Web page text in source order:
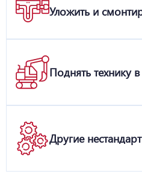
Уложить и
Поднять технику
Другие